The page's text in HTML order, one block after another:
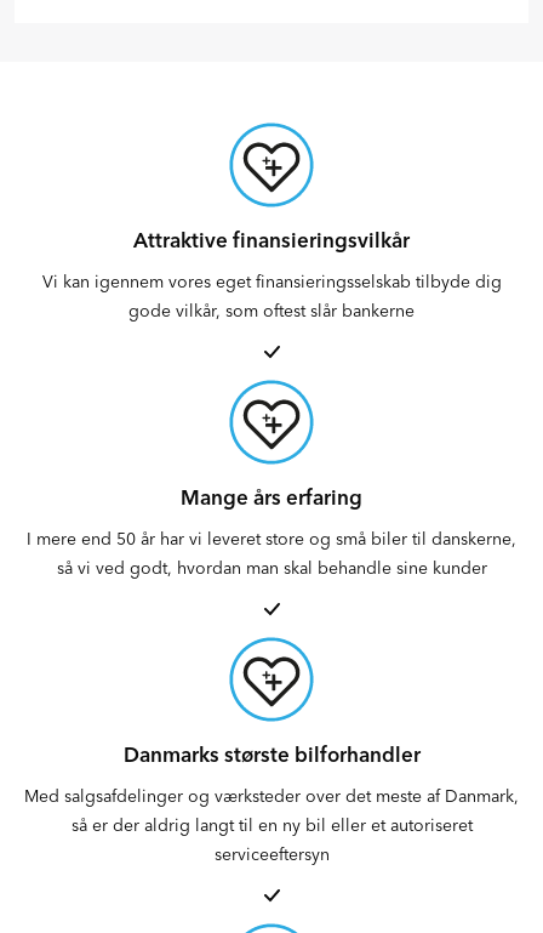
Attraktive finansieringsvilkår
Vi kan igennem vores eget finansieringsselskab tilbyde dig
gode vilkår, som oftest slår bankerne
Mange års erfaring
I mere end 50 år har vi leveret store og små biler til danskerne,
så vi ved godt, hvordan man skal behandle sine kunder
Danmarks største bilforhandler
Med salgsafdelinger og værksteder over det meste af Danmark,
så er der aldrig langt til en ny bil eller et autoriseret
serviceeftersyn